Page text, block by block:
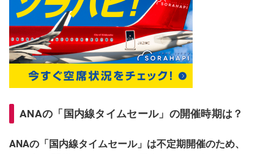
ANAの「国内線タイムセール」の開催時期は？
ANAの「国内線タイムセール」は不定期開催のため、